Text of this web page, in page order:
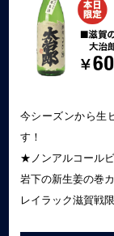
今シーズンから生
す！
★ノンアルコールビ
岩下の新生姜の巻
レイラック滋賀戦